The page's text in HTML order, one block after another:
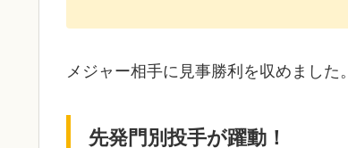
メジャー相手に見事勝利を収めました。
先発門別投手が躍動！